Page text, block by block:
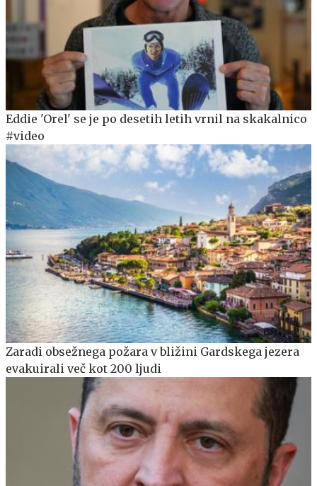
Eddie 'Orel' se je po desetih letih vrnil na skakalnico
#video
Zaradi obsežnega požara v bližini Gardskega jezera
evakuirali več kot 200 ljudi